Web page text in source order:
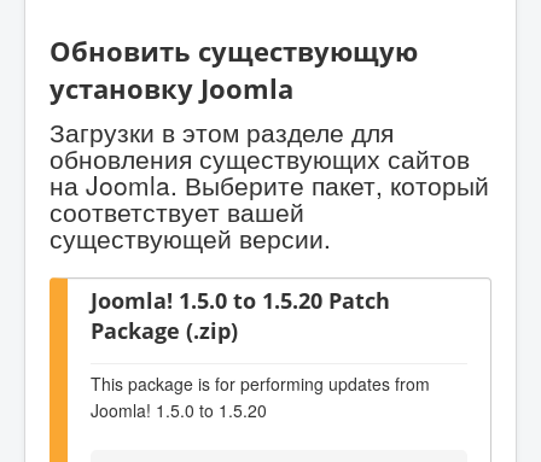
Обновить существующую
установку Joomla
Загрузки в этом разделе для
обновления существующих сайтов
на Joomla. Выберите пакет, который
соответствует вашей
существующей версии.
Joomla! 1.5.0 to 1.5.20 Patch
Package (.zip)
This package is for performing updates from
Joomla! 1.5.0 to 1.5.20